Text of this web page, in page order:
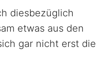
diesbezüglich
etwas aus den
gar nicht erst die